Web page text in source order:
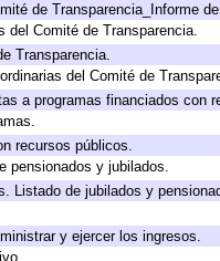
de Transparencia_Informe
del Comité de Transparencia.
Transparencia.
del Comité de
a programas financiados con
recursos públicos.
pensionados y jubilados.
Listado de jubilados y
y ejercer los ingresos.